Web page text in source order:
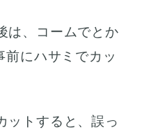
は、コームでとか
前にハサミでカッ
ットすると、誤っ